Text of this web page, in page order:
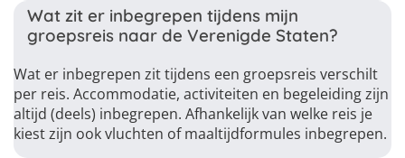
Wat zit er inbegrepen tijdens mijn
groepsreis naar de Verenigde Staten?
Wat er inbegrepen zit tijdens een groepsreis verschilt
per reis. Accommodatie, activiteiten en begeleiding zijn
altijd (deels) inbegrepen. Afhankelijk van welke reis je
kiest zijn ook vluchten of maaltijdformules inbegrepen.